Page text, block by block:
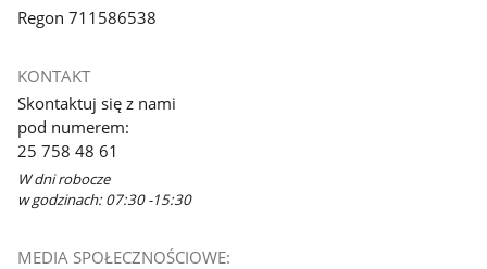
Regon 711586538
KONTAKT
Skontaktuj się z nami
pod numerem:
25 758 48 61
W dni robocze
w godzinach: 07:30 -15:30
MEDIA SPOŁECZNOŚCIOWE: